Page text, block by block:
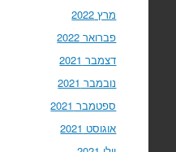
מרץ 2022
פברואר 2022
דצמבר 2021
נובמבר 2021
ספטמבר 2021
אוגוסט 2021